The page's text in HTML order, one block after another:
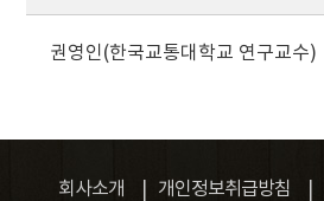
권영인(한국교통대학교 연구교수)
회사소개 개인정보취급방침